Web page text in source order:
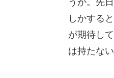
しかする
が期待し
は持たな